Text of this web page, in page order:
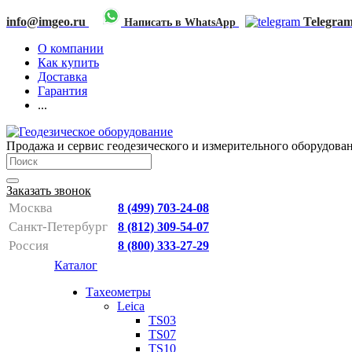
info@imgeo.ru Написать в WhatsApp
О компании
Как купить
Доставка
Гарантия
...
Продажа и сервис геодезического и измерительного
Заказать звонок
Москва 8 (499) 703-24-08
Санкт-Петербург 8 (812) 309-54-07
Россия 8 (800) 333-27-29
Каталог
Тахеометры
Leica
TS03
TS07
TS10